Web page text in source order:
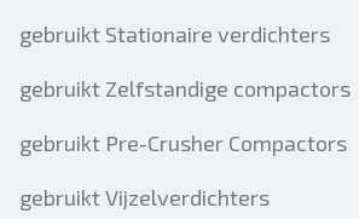
gebruikt Stationaire verdichters
gebruikt Zelfstandige compactors
gebruikt Pre-Crusher Compactors
gebruikt Vijzelverdichters